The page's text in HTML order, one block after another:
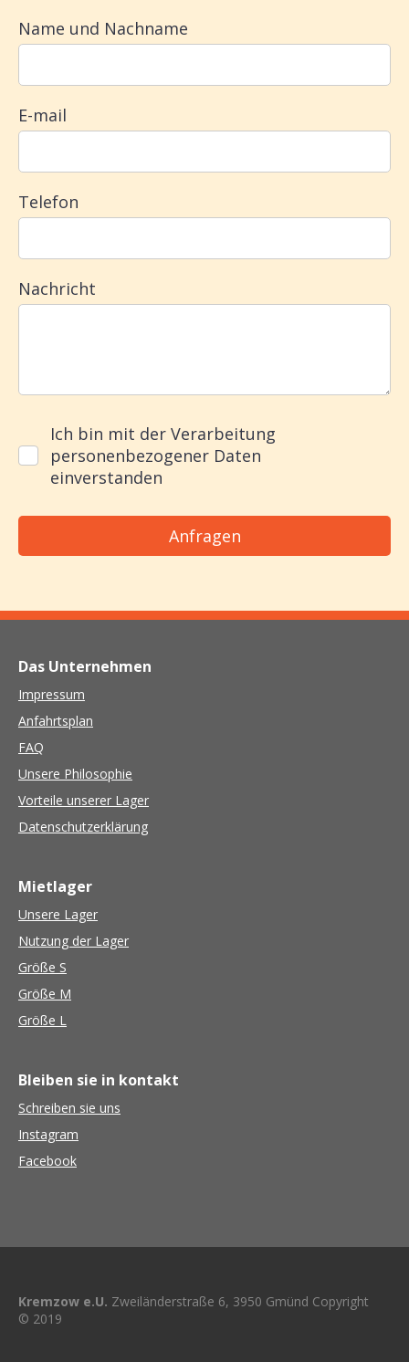
Name und Nachname
E-mail
Telefon
Nachricht
Ich bin mit der Verarbeitung
personenbezogener Daten
einverstanden
Das Unternehmen
Impressum
Anfahrtsplan
FAQ
Unsere Philosophie
Vorteile unserer Lager
Datenschutzerklärung
Mietlager
Unsere Lager
Nutzung der Lager
Größe S
Größe M
Größe L
Bleiben sie in kontakt
Schreiben sie uns
Instagram
Facebook
Kremzow e.U. Zweiländerstraße 6, 3950 Gmünd Copyright
© 2019